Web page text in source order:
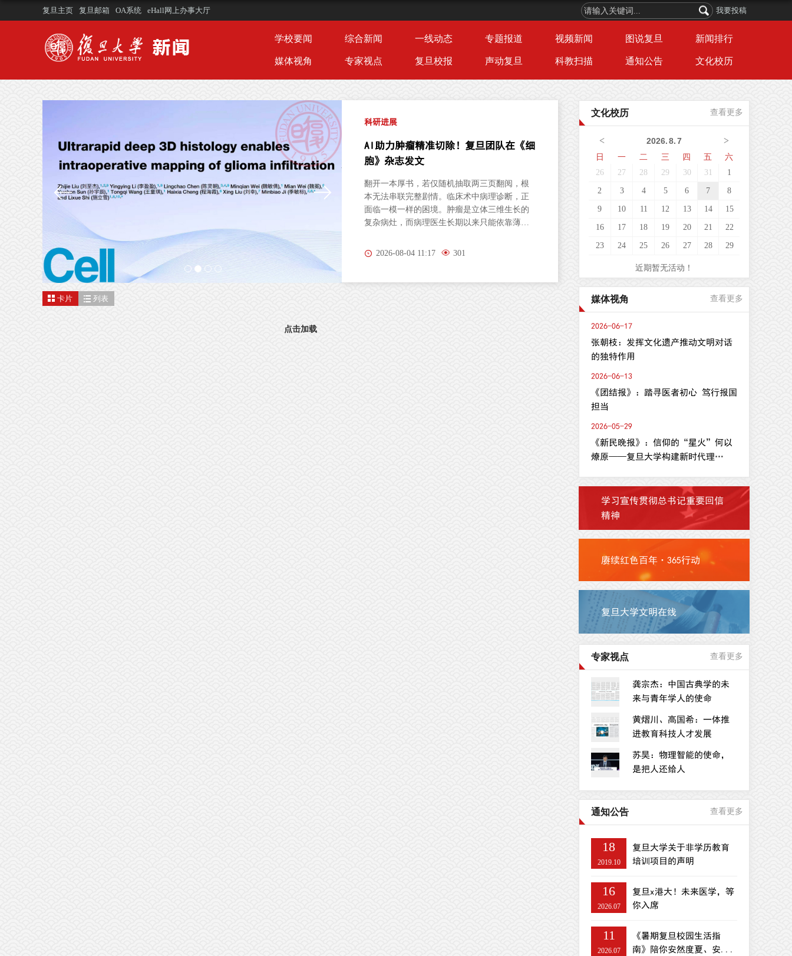
复旦主页 复旦邮箱 OA系统 eHall网上办事大厅 我要投稿
学校要闻 综合新闻 一线动态 专题报道 视频新闻 图说复旦 新闻排行
媒体视角 专家视点 复旦校报 声动复旦 科教扫描 通知公告 文化校历
科研进展
AI助力肿瘤精准切除！复旦团队在《细
胞》杂志发文
翻开一本厚书，若仅随机抽取两三页翻阅，根
本无法串联完整剧情。临床术中病理诊断，正
面临一模一样的困境。肿瘤是立体三维生长的
复杂病灶，而病理医生长期以来只能依靠薄薄
胶质瘤，肿瘤细胞沿组织间隙立体蔓延、分布
2026-08-04 11:17 301
卡片 列表
点击加载
文化校历 查看更多
< >
2026.8.7
日
一 二 三 四 五 六
26 27 28 29 30 31 1
2 3 4 5 6 7 8
9 10 11 12 13 14 15
16 17 18 19 20 21 22
23 24 25 26 27 28 29
近期暂无活动！
媒体视角 查看更多
2026-06-17
张朝枝：发挥文化遗产推动文明对话
的独特作用
2026-06-13
《团结报》：踏寻医者初心 笃行报国
担当
2026-05-29
《新民晚报》：信仰的“星火”何以
燎原——复旦大学构建新时代理
学习宣传贯彻总书记重要回信
精神
赓续红色百年·365行动
复旦大学文明在线
专家视点 查看更多
龚宗杰：中国古典学的未
来与青年学人的使命
黄熠川、高国希：一体推
进教育科技人才发展
苏昊：物理智能的使命，
是把人还给人
通知公告 查看更多
18
2019.10
复旦大学关于非学历教育
培训项目的声明
16
2026.07
复旦x港大！未来医学，等
你入席
11
2026.07
《暑期复旦校园生活指
南》陪你安然度夏、安...